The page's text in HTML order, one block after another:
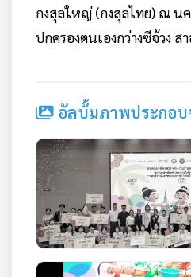
กงสุลใหญ่ (กงสุลไทย) ณ น
ปกครองตนเองกว่างซีจ้วง
อัลบั้มภาพประกอบ